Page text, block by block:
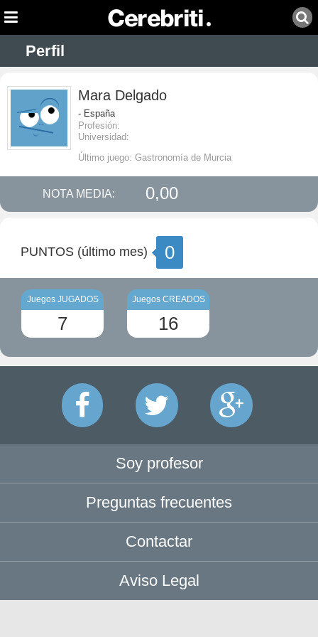
Perfil
Mara Delgado
- España
Profesión:
Universidad:
Último juego: Gastronomía de Murcia
NOTA MEDIA: 0,00
PUNTOS (último mes) 0
Juegos JUGADOS
7
Juegos CREADOS
16
Soy profesor
Preguntas frecuentes
Contactar
Aviso Legal